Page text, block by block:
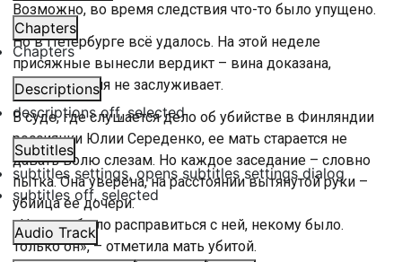
Chapters
Chapters
Descriptions
descriptions off, selected
Subtitles
subtitles settings, opens subtitles settings dialog
subtitles off, selected
Audio Track
Возможно, во время следствия что-то было упущено.
Но в Петербурге всё удалось. На этой неделе
присяжные вынесли вердикт – вина доказана,
снисхождения не заслуживает.
В суде, где слушается дело об убийстве в Финляндии
россиянки Юлии Середенко, ее мать старается не
давать волю слезам. Но каждое заседание – словно
пытка. Она уверена, на расстоянии вытянутой руки –
убийца ее дочери.
«Некому было расправиться с ней, некому было.
Только он», – отметила мать убитой.